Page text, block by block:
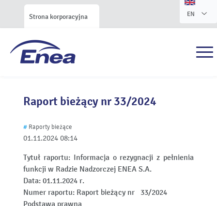
Strona korporacyjna EN
Raport bieżący nr 33/2024
01.11.2024 08:14
# Raporty bieżące
Tytuł raportu: Informacja o rezygnacji z pełnienia
funkcji w Radzie Nadzorczej ENEA S.A.
Data: 01.11.2024 r.
Numer raportu: Raport bieżący nr 33/2024
Podstawa prawna